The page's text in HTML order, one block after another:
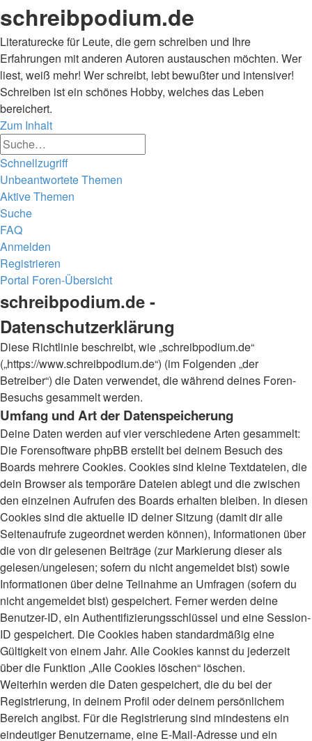
schreibpodium.de
Literaturecke für Leute, die gern schreiben und Ihre
Erfahrungen mit anderen Autoren austauschen möchten. Wer
liest, weiß mehr! Wer schreibt, lebt bewußter und intensiver!
Schreiben ist ein schönes Hobby, welches das Leben
bereichert.
Zum Inhalt
Schnellzugriff
Unbeantwortete Themen
Aktive Themen
Suche
FAQ
Anmelden
Registrieren
Portal Foren-Übersicht
Suche
schreibpodium.de -
Datenschutzerklärung
Diese Richtlinie beschreibt, wie „schreibpodium.de“
(„https://www.schreibpodium.de“) (im Folgenden „der
Betreiber“) die Daten verwendet, die während deines Foren-
Besuchs gesammelt werden.
Umfang und Art der Datenspeicherung
Deine Daten werden auf vier verschiedene Arten gesammelt:
Die Forensoftware phpBB erstellt bei deinem Besuch des
Boards mehrere Cookies. Cookies sind kleine Textdateien, die
dein Browser als temporäre Dateien ablegt und die zwischen
den einzelnen Aufrufen des Boards erhalten bleiben. In diesen
Cookies sind die aktuelle ID deiner Sitzung (damit dir alle
Seitenaufrufe zugeordnet werden können), Informationen über
die von dir gelesenen Beiträge (zur Markierung dieser als
gelesen/ungelesen; sofern du nicht angemeldet bist) sowie
Informationen über deine Teilnahme an Umfragen (sofern du
nicht angemeldet bist) gespeichert. Ferner werden deine
Benutzer-ID, ein Authentifizierungsschlüssel und eine Session-
ID gespeichert. Die Cookies haben standardmäßig eine
Gültigkeit von einem Jahr. Alle Cookies kannst du jederzeit
über die Funktion „Alle Cookies löschen“ löschen.
Weiterhin werden die Daten gespeichert, die du bei der
Registrierung, in deinem Profil oder deinem persönlichem
Bereich angibst. Für die Registrierung sind mindestens ein
eindeutiger Benutzername, eine E-Mail-Adresse und ein